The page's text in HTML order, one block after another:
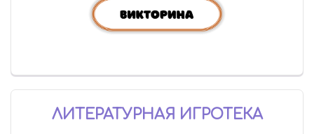
ЛИТЕРАТУРНАЯ ИГРОТЕКА